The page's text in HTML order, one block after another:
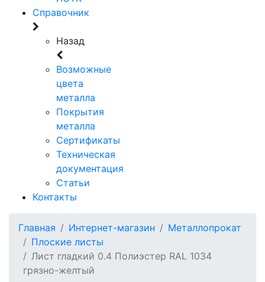
Справочник
Назад
Возможные
цвета
металла
Покрытия
металла
Сертификаты
Техническая
документация
Статьи
Контакты
Главная Интернет-магазин
Металлопрокат
Плоские листы
Лист гладкий 0.4 Полиэстер RAL 1034
грязно-желтый